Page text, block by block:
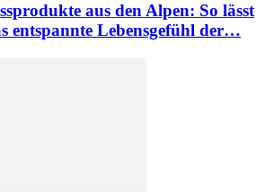
aus den Alpen: So lässt
entspannte Lebensgefühl der…